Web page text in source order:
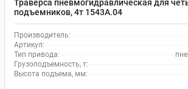
Траверса пневмогидравлическая для
подъемников, 4т 1543A.04
Производитель:
Артикул:
Тип привода:
Грузоподъемность, т:
Высота подъема, мм: